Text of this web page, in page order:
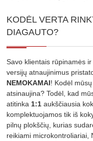
KODĖL VERTA
DIAGAUTO?
Savo klientais rūpinamės
versijų atnaujinimus
NEMOKAMAI! Kodėl
atsinaujina? Todėl, kad
atitinka 1:1 aukščiausia
komplektuojamos tik iš
pilnų plokščių, kurias
reikiami microkontroliariai,